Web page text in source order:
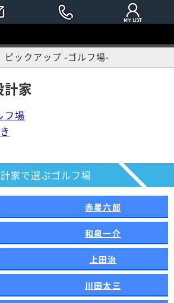
ピックアップ -ゴルフ場-
計家
フ場
家で選ぶゴルフ場
赤星六郎
和泉一介
上田治
川田太三